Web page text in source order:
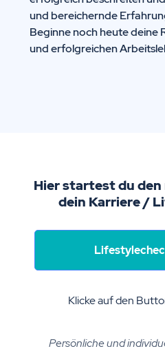
und bereichernde
Beginne noch heute deine
und erfolgreichen
Hier startest du
dein Karriere /
Klicke auf den
Persönliche und